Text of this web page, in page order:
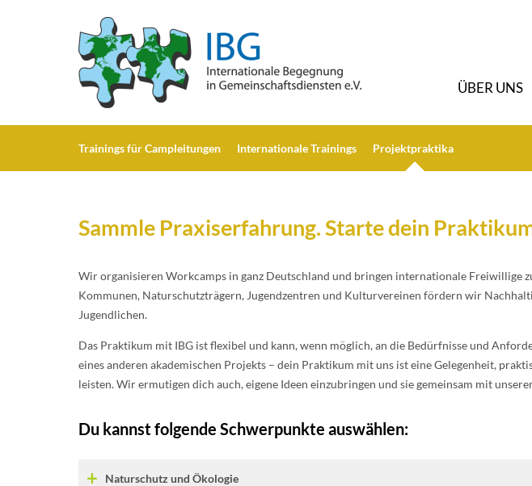
ÜBER UNS
Trainings für Campleitungen Internationale Trainings Projektpraktika
Sammle Praxiserfahrung. Starte dein
Wir organisieren Workcamps in ganz Deutschland und bringen internationale Freiwillige
Kommunen, Naturschutzträgern, Jugendzentren und Kulturvereinen fördern wir
Jugendlichen.
Das Praktikum mit IBG ist flexibel und kann, wenn möglich, an die Bedürfnisse und
eines anderen akademischen Projekts – dein Praktikum mit uns ist eine Gelegenheit,
leisten. Wir ermutigen dich auch, eigene Ideen einzubringen und sie gemeinsam mit
Du kannst folgende Schwerpunkte auswählen:
Naturschutz und Ökologie